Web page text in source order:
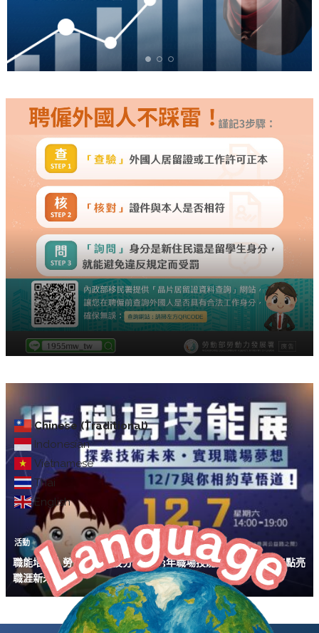
Chinese (Traditional)
Indonesian
Vietnamese
Thai
English
活動
職能培力｜勞發署中彰投分署「113年職場技能展」邀您用技能點亮
職涯新未來